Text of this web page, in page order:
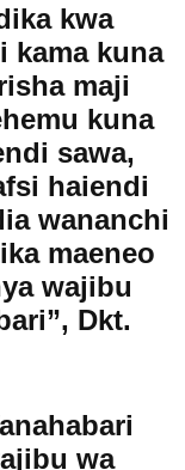
kwa
kama kuna
maji
kuna
sawa,
haiendi
wananchi
maeneo
wajibu
Dkt.
wa